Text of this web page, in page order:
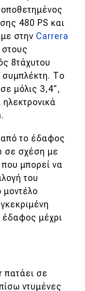
480 PS και
στην Carrera
στους
8τάχυτου
συμπλέκτη. Το
μόλις 3,4",
ηλεκτρονικά
το έδαφος
σε σχέση με
μπορεί να
του
μέχρι
πατάει σε
ντυμένες